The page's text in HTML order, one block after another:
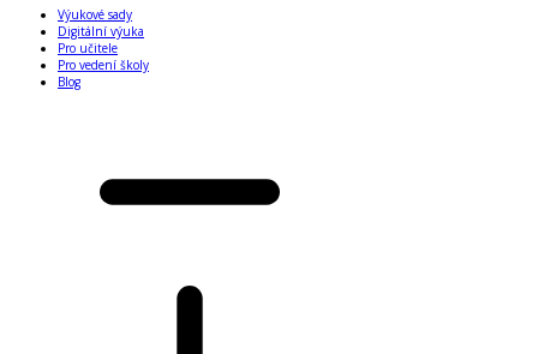
Výukové sady
Digitální výuka
Pro učitele
Pro vedení školy
Blog